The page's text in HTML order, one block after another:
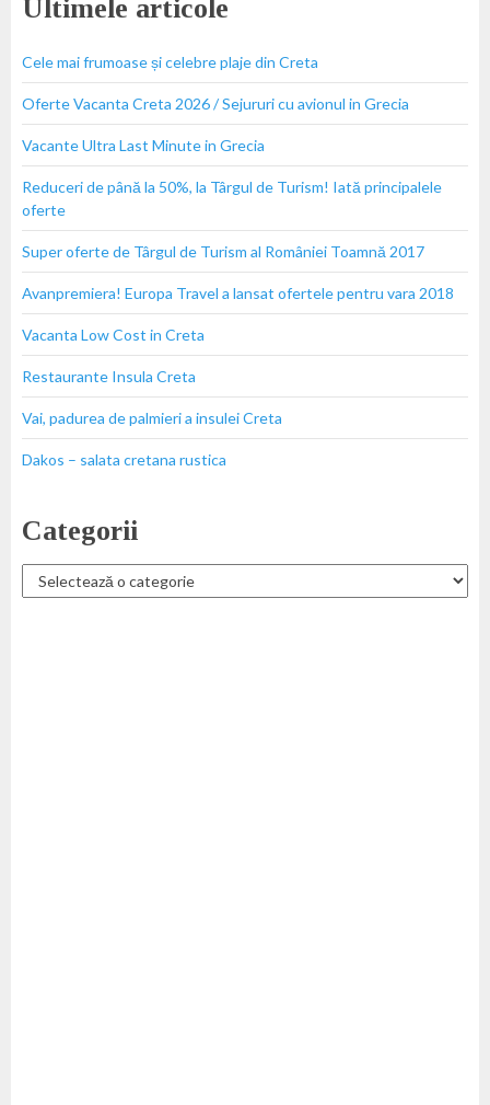
Ultimele articole
Cele mai frumoase și celebre plaje din Creta
Oferte Vacanta Creta 2026 / Sejururi cu avionul in Grecia
Vacante Ultra Last Minute in Grecia
Reduceri de până la 50%, la Târgul de Turism! Iată principalele
oferte
Super oferte de Târgul de Turism al României Toamnă 2017
Avanpremiera! Europa Travel a lansat ofertele pentru vara 2018
Vacanta Low Cost in Creta
Restaurante Insula Creta
Vai, padurea de palmieri a insulei Creta
Dakos – salata cretana rustica
Categorii
Categorii